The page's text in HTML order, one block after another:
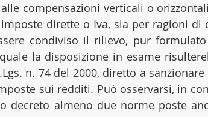
compensazioni verticali o
dirette o Iva, sia per ragioni di
condiviso il rilievo, pur
la disposizione in esame
n. 74 del 2000, diretto a
sui redditi. Può osservarsi, in
decreto almeno due norme poste